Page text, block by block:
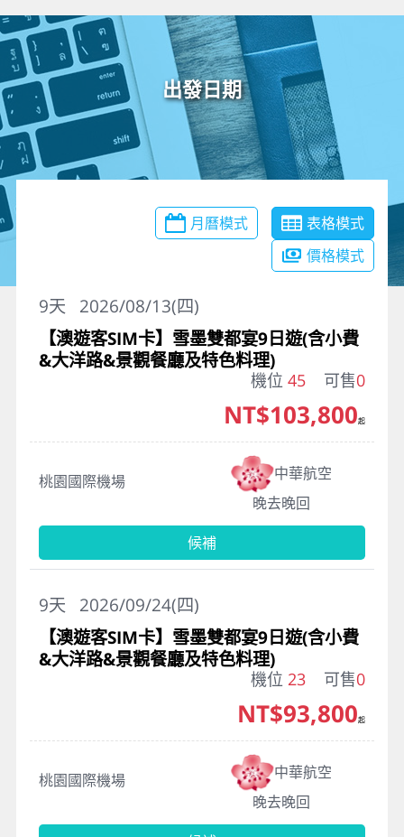
出發日期
月曆模式
表格模式
價格模式
2026/08/13(四)
9天
【澳遊客SIM卡】雪墨雙都宴9日遊(含小費
&大洋路&景觀餐廳及特色料理)
機位 45 可售0
桃園國際機場
中華航空
晚去晚回
NT$103,800起
候補
2026/09/24(四)
9天
【澳遊客SIM卡】雪墨雙都宴9日遊(含小費
&大洋路&景觀餐廳及特色料理)
機位 23 可售0
桃園國際機場
中華航空
晚去晚回
NT$93,800起